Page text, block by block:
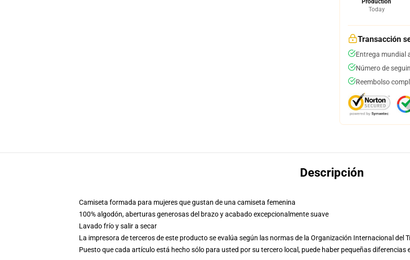
Production
Today
Transacción
Entrega mundial
Número de
Reembolso
Descripción
Camiseta formada para mujeres que gustan de una camiseta femenina
100% algodón, aberturas generosas del brazo y acabado excepcionalmente suave
Lavado frío y salir a secar
La impresora de terceros de este producto se evalúa según las normas de la Organización Internacional del
Puesto que cada artículo está hecho sólo para usted por su tercero local, puede haber pequeñas diferencias